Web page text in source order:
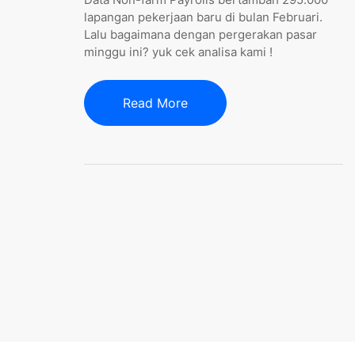
lapangan pekerjaan baru di bulan Februari.
Lalu bagaimana dengan pergerakan pasar
minggu ini? yuk cek analisa kami !
Read More